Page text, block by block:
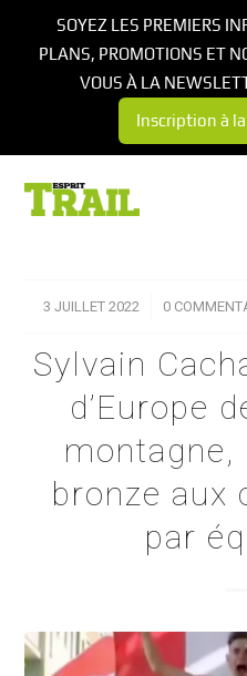
3 JUILLET 2022
/ 0 /
Sylvain
d’Europe
montagne,
bronze aux
par
SOYEZ LES PREMIERS
PLANS, PROMOTIONS ET
VOUS À LA
Inscription à